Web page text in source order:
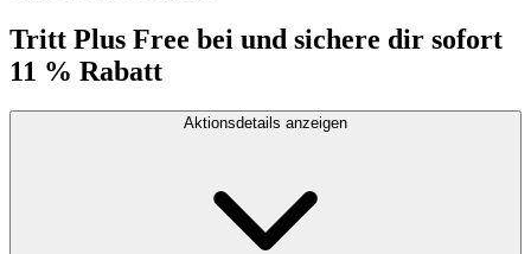
Tritt Plus Free bei und sichere dir sofort
11 % Rabatt
Aktionsdetails anzeigen